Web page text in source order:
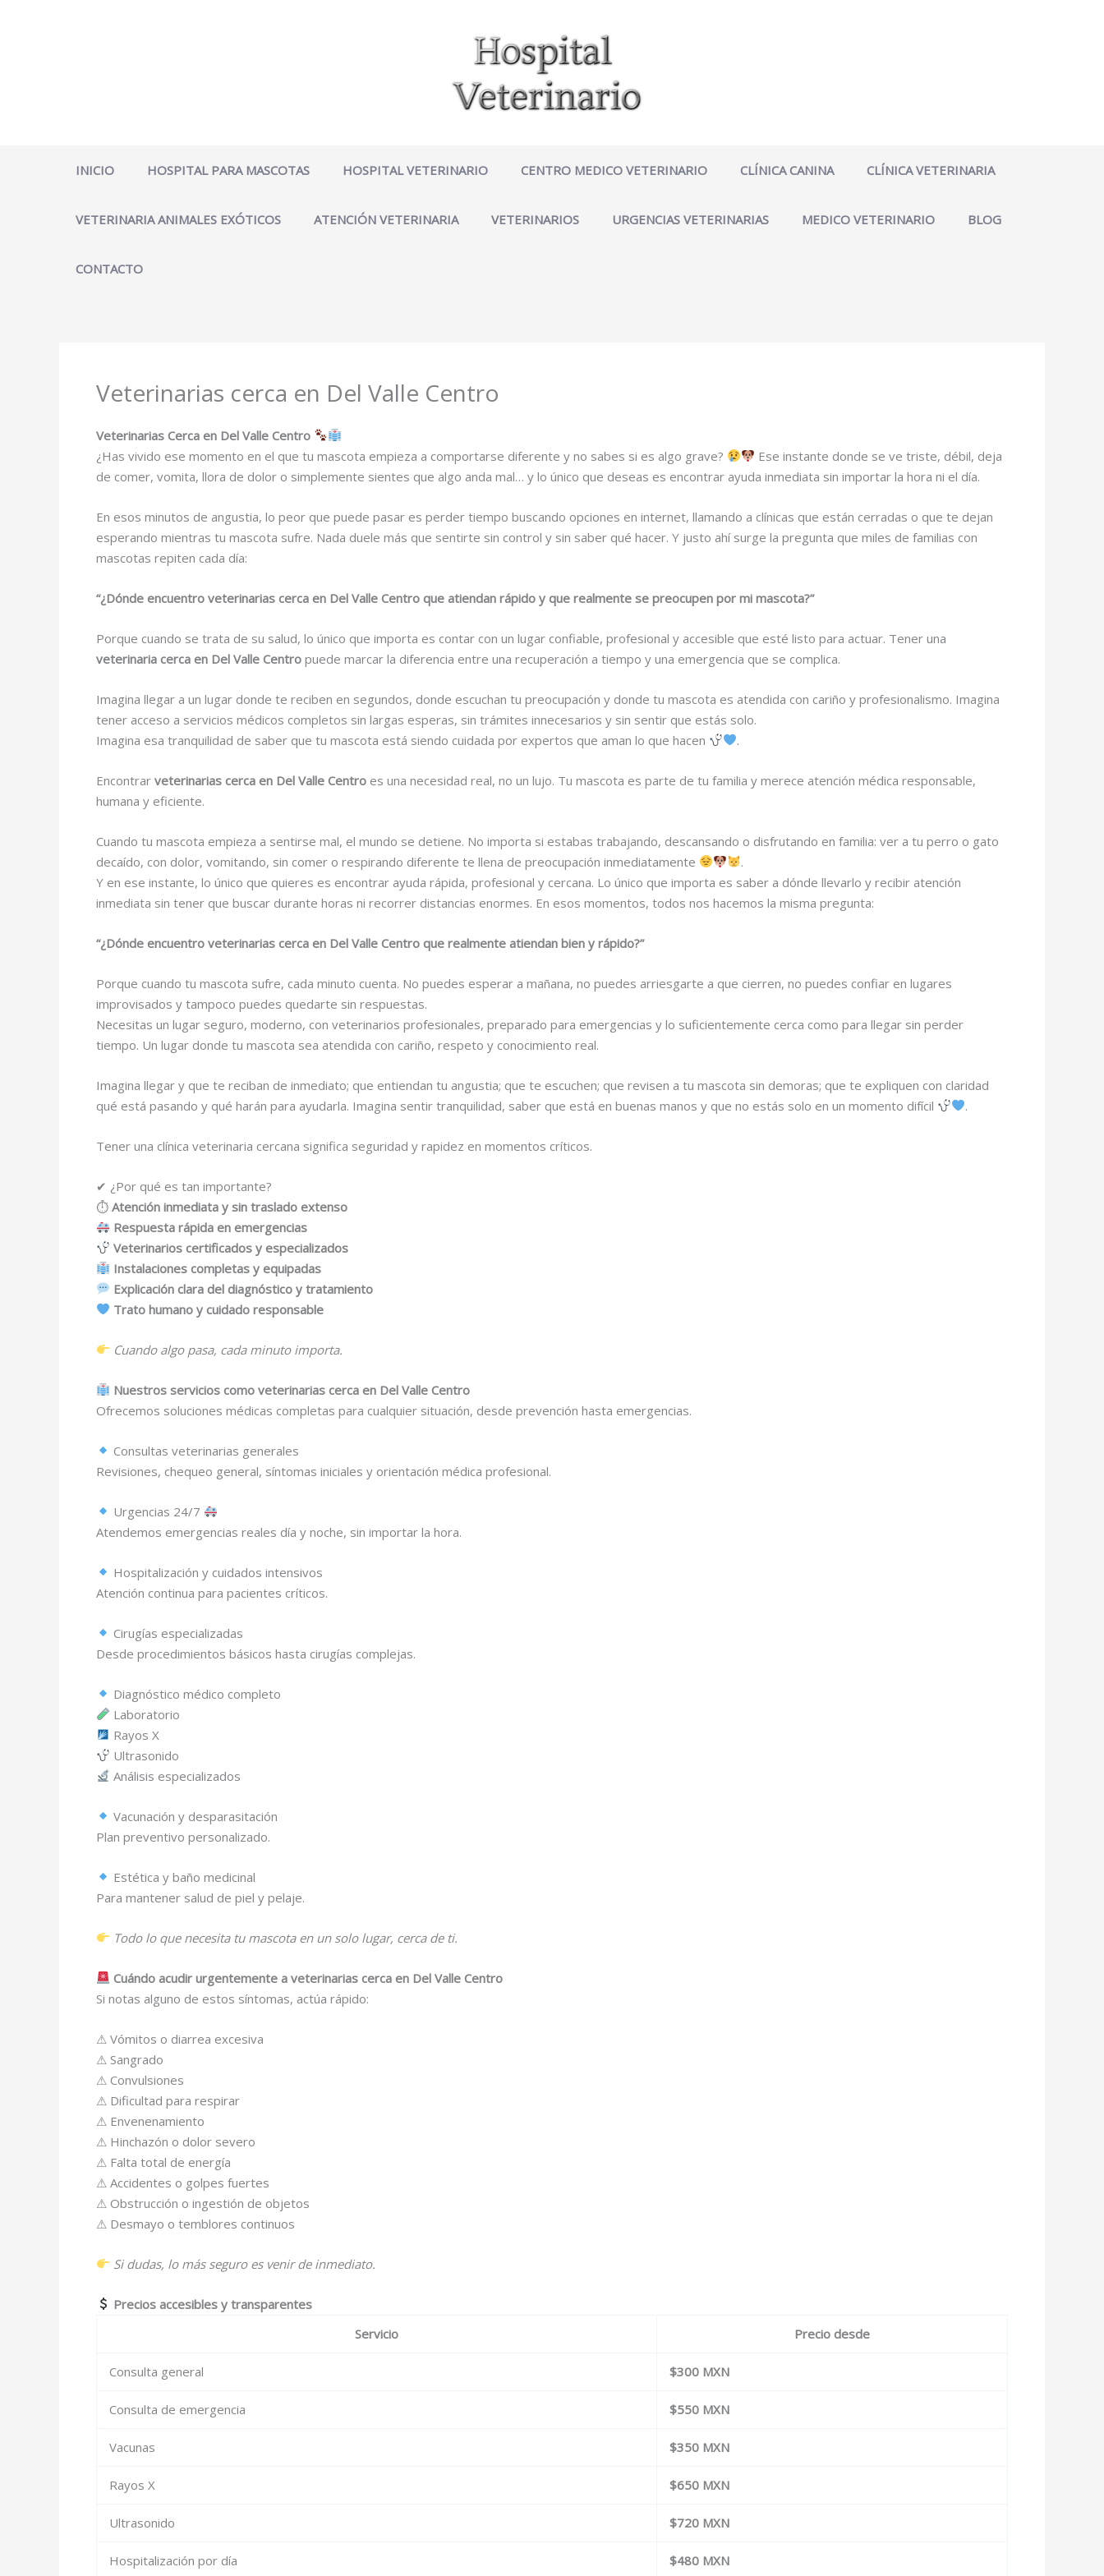
INICIO HOSPITAL PARA MASCOTAS HOSPITAL VETERINARIO CENTRO MEDICO VETERINARIO CLÍNICA CANINA CLÍNICA VETERINARIA
VETERINARIA ANIMALES EXÓTICOS ATENCIÓN VETERINARIA VETERINARIOS URGENCIAS VETERINARIAS MEDICO VETERINARIO BLOG
CONTACTO
Veterinarias cerca en Del Valle Centro
Veterinarias Cerca en Del Valle Centro
¿Has vivido ese momento en el que tu mascota empieza a comportarse diferente y no sabes si es algo grave?
Ese instante donde se ve triste, débil, deja
de comer, vomita, llora de dolor o simplemente sientes que algo anda mal… y lo único que deseas es encontrar ayuda inmediata sin importar la hora ni el día.
En esos minutos de angustia, lo peor que puede pasar es perder tiempo buscando opciones en internet, llamando a clínicas que están cerradas o que te dejan
esperando mientras tu mascota sufre. Nada duele más que sentirte sin control y sin saber qué hacer. Y justo ahí surge la pregunta que miles de familias con
mascotas repiten cada día:
“¿Dónde encuentro veterinarias cerca en Del Valle Centro que atiendan rápido y que realmente se preocupen por mi mascota?”
Porque cuando se trata de su salud, lo único que importa es contar con un lugar confiable, profesional y accesible que esté listo para actuar. Tener una
veterinaria cerca en Del Valle Centro puede marcar la diferencia entre una recuperación a tiempo y una emergencia que se complica.
Imagina llegar a un lugar donde te reciben en segundos, donde escuchan tu preocupación y donde tu mascota es atendida con cariño y profesionalismo. Imagina
tener acceso a servicios médicos completos sin largas esperas, sin trámites innecesarios y sin sentir que estás solo.
Imagina esa tranquilidad de saber que tu mascota está siendo cuidada por expertos que aman lo que hacen
.
Encontrar veterinarias cerca en Del Valle Centro es una necesidad real, no un lujo. Tu mascota es parte de tu familia y merece atención médica responsable,
humana y eficiente.
Cuando tu mascota empieza a sentirse mal, el mundo se detiene. No importa si estabas trabajando, descansando o disfrutando en familia: ver a tu perro o gato
decaído, con dolor, vomitando, sin comer o respirando diferente te llena de preocupación inmediatamente
.
Y en ese instante, lo único que quieres es encontrar ayuda rápida, profesional y cercana. Lo único que importa es saber a dónde llevarlo y recibir atención
inmediata sin tener que buscar durante horas ni recorrer distancias enormes. En esos momentos, todos nos hacemos la misma pregunta:
“¿Dónde encuentro veterinarias cerca en Del Valle Centro que realmente atiendan bien y rápido?”
Porque cuando tu mascota sufre, cada minuto cuenta. No puedes esperar a mañana, no puedes arriesgarte a que cierren, no puedes confiar en lugares
improvisados y tampoco puedes quedarte sin respuestas.
Necesitas un lugar seguro, moderno, con veterinarios profesionales, preparado para emergencias y lo suficientemente cerca como para llegar sin perder
tiempo. Un lugar donde tu mascota sea atendida con cariño, respeto y conocimiento real.
Imagina llegar y que te reciban de inmediato; que entiendan tu angustia; que te escuchen; que revisen a tu mascota sin demoras; que te expliquen con claridad
qué está pasando y qué harán para ayudarla. Imagina sentir tranquilidad, saber que está en buenas manos y que no estás solo en un momento difícil
.
Tener una clínica veterinaria cercana significa seguridad y rapidez en momentos críticos.
✔ ¿Por qué es tan importante?
⏱ Atención inmediata y sin traslado extenso
Respuesta rápida en emergencias
Veterinarios certificados y especializados
Instalaciones completas y equipadas
Explicación clara del diagnóstico y tratamiento
Trato humano y cuidado responsable
Cuando algo pasa, cada minuto importa.
Nuestros servicios como veterinarias cerca en Del Valle Centro
Ofrecemos soluciones médicas completas para cualquier situación, desde prevención hasta emergencias.
Consultas veterinarias generales
Revisiones, chequeo general, síntomas iniciales y orientación médica profesional.
Urgencias 24/7
Atendemos emergencias reales día y noche, sin importar la hora.
Hospitalización y cuidados intensivos
Atención continua para pacientes críticos.
Cirugías especializadas
Desde procedimientos básicos hasta cirugías complejas.
Diagnóstico médico completo
Laboratorio
Rayos X
Ultrasonido
Análisis especializados
Vacunación y desparasitación
Plan preventivo personalizado.
Estética y baño medicinal
Para mantener salud de piel y pelaje.
Todo lo que necesita tu mascota en un solo lugar, cerca de ti.
Cuándo acudir urgentemente a veterinarias cerca en Del Valle Centro
Si notas alguno de estos síntomas, actúa rápido:
⚠ Vómitos o diarrea excesiva
⚠ Sangrado
⚠ Convulsiones
⚠ Dificultad para respirar
⚠ Envenenamiento
⚠ Hinchazón o dolor severo
⚠ Falta total de energía
⚠ Accidentes o golpes fuertes
⚠ Obstrucción o ingestión de objetos
⚠ Desmayo o temblores continuos
Si dudas, lo más seguro es venir de inmediato.
Precios accesibles y transparentes
Servicio
Precio desde
Consulta general $300 MXN
Consulta de emergencia $550 MXN
Vacunas $350 MXN
Rayos X $650 MXN
Ultrasonido $720 MXN
Hospitalización por día $480 MXN